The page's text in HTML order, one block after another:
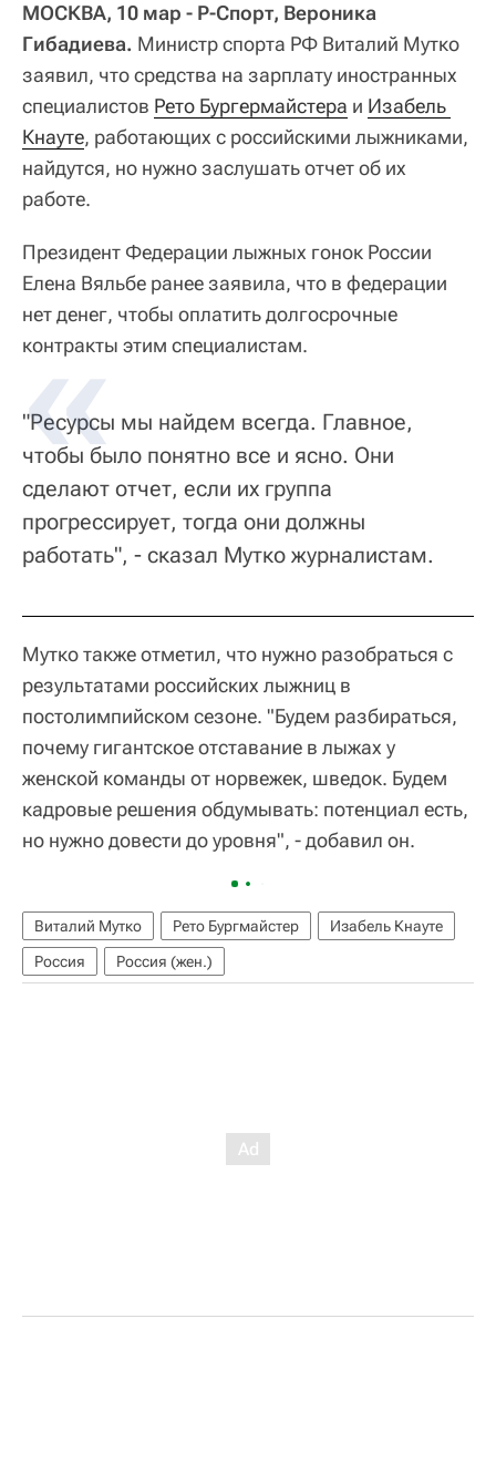
МОСКВА, 10 мар - Р-Спорт, Вероника
Гибадиева. Министр спорта РФ Виталий Мутко
заявил, что средства на зарплату иностранных
специалистов Рето Бургермайстера и Изабель
Кнауте, работающих с российскими лыжниками,
найдутся, но нужно заслушать отчет об их
работе.
Президент Федерации лыжных гонок России
Елена Вяльбе ранее заявила, что в федерации
нет денег, чтобы оплатить долгосрочные
контракты этим специалистам.
"Ресурсы мы найдем всегда. Главное,
чтобы было понятно все и ясно. Они
сделают отчет, если их группа
прогрессирует, тогда они должны
работать", - сказал Мутко журналистам.
Мутко также отметил, что нужно разобраться с
результатами российских лыжниц в
постолимпийском сезоне. "Будем разбираться,
почему гигантское отставание в лыжах у
женской команды от норвежек, шведок. Будем
кадровые решения обдумывать: потенциал есть,
но нужно довести до уровня", - добавил он.
Виталий Мутко Рето Бургмайстер
Изабель Кнауте
Россия
Россия (жен.)